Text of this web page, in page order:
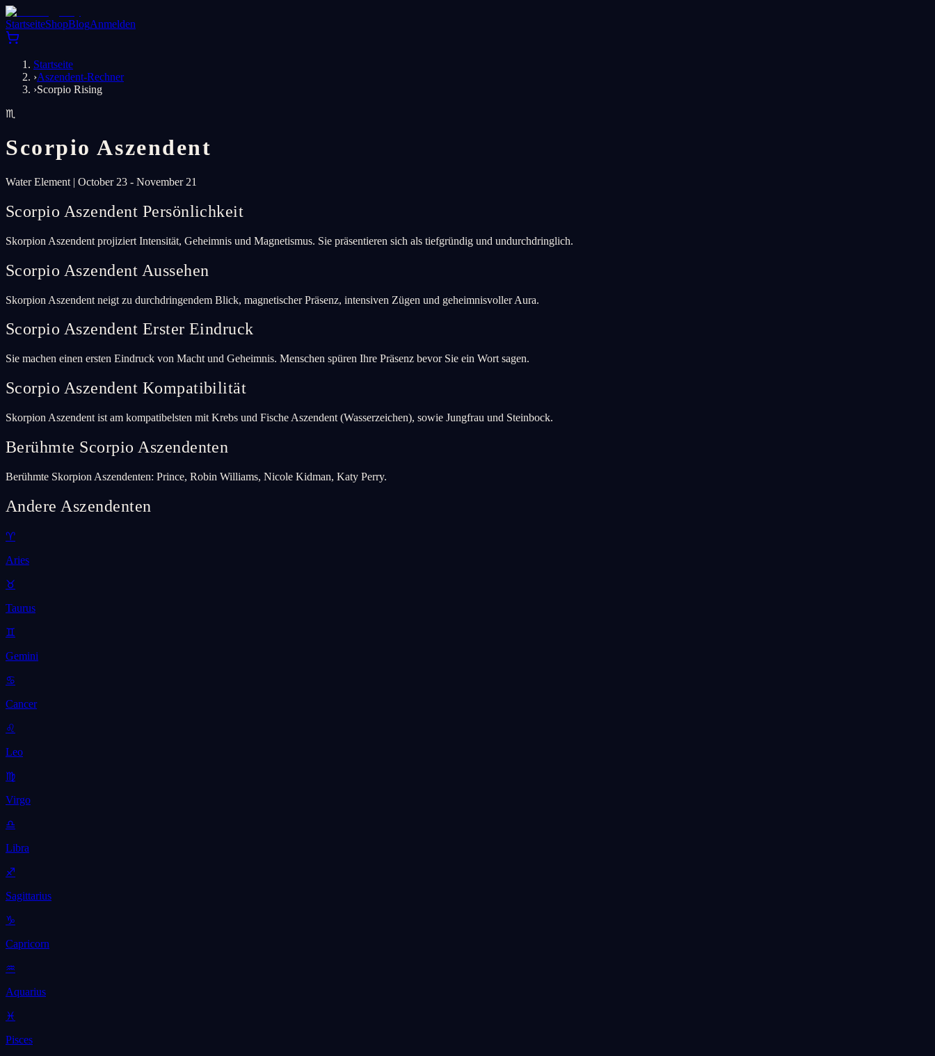
StartseiteShopBlogAnmelden
Startseite
›Aszendent-Rechner
›Scorpio Rising
♏
Scorpio Aszendent
Water Element | October 23 - November 21
Scorpio Aszendent Persönlichkeit
Skorpion Aszendent projiziert Intensität, Geheimnis und Magnetismus. Sie präsentieren sich als tiefgründig und undurchdringlich.
Scorpio Aszendent Aussehen
Skorpion Aszendent neigt zu durchdringendem Blick, magnetischer Präsenz, intensiven Zügen und geheimnisvoller Aura.
Scorpio Aszendent Erster Eindruck
Sie machen einen ersten Eindruck von Macht und Geheimnis. Menschen spüren Ihre Präsenz bevor Sie ein Wort sagen.
Scorpio Aszendent Kompatibilität
Skorpion Aszendent ist am kompatibelsten mit Krebs und Fische Aszendent (Wasserzeichen), sowie Jungfrau und Steinbock.
Berühmte Scorpio Aszendenten
Berühmte Skorpion Aszendenten: Prince, Robin Williams, Nicole Kidman, Katy Perry.
Andere Aszendenten
♈
Aries
♉
Taurus
♊
Gemini
♋
Cancer
♌
Leo
♍
Virgo
♎
Libra
♐
Sagittarius
♑
Capricorn
♒
Aquarius
♓
Pisces